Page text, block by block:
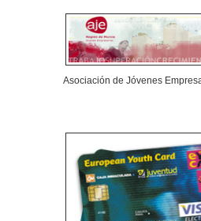
Asociación de Jóvenes